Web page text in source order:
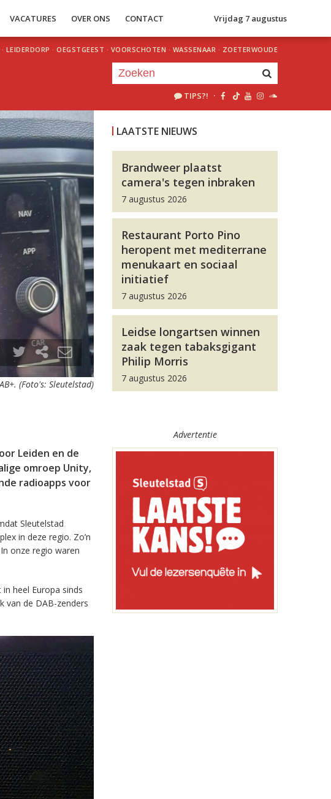
VACATURES OVER ONS CONTACT Vrijdag 7 augustus
· LEIDERDORP · OEGSTGEEST · VOORSCHOTEN · WASSENAAR · ZOETERWOUDE
TIPS?! ·
(Foto's: Sleutelstad)
Leiden en de
omroep Unity,
radioapps voor
Sleutelstad
in deze regio. Zo’n
onze regio waren
heel Europa sinds
van de DAB-zenders
LAATSTE NIEUWS
Brandweer plaatst
camera's tegen inbraken
7 augustus 2026
Restaurant Porto Pino
heropent met mediterrane
menukaart en sociaal
initiatief
7 augustus 2026
Leidse longartsen winnen
zaak tegen tabaksgigant
Philip Morris
7 augustus 2026
Advertentie